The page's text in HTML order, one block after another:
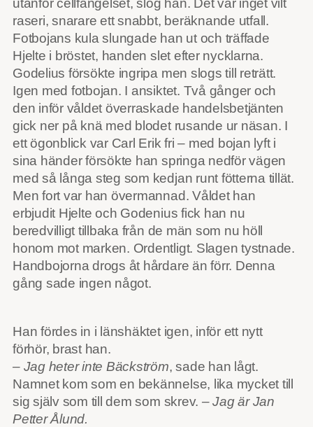
utanför cellfängelset, slog han. Det var inget vilt
raseri, snarare ett snabbt, beräknande utfall.
Fotbojans kula slungade han ut och träffade
Hjelte i bröstet, handen slet efter nycklarna.
Godelius försökte ingripa men slogs till reträtt.
Igen med fotbojan. I ansiktet. Två gånger och
den inför våldet överraskade handelsbetjänten
gick ner på knä med blodet rusande ur näsan. I
ett ögonblick var Carl Erik fri – med bojan lyft i
sina händer försökte han springa nedför vägen
med så långa steg som kedjan runt fötterna tillät.
Men fort var han övermannad. Våldet han
erbjudit Hjelte och Godenius fick han nu
beredvilligt tillbaka från de män som nu höll
honom mot marken. Ordentligt. Slagen tystnade.
Handbojorna drogs åt hårdare än förr. Denna
gång sade ingen något.
Han fördes in i länshäktet igen, inför ett nytt
förhör, brast han.
– Jag heter inte Bäckström, sade han lågt.
Namnet kom som en bekännelse, lika mycket till
sig själv som till dem som skrev. – Jag är Jan
Petter Ålund.